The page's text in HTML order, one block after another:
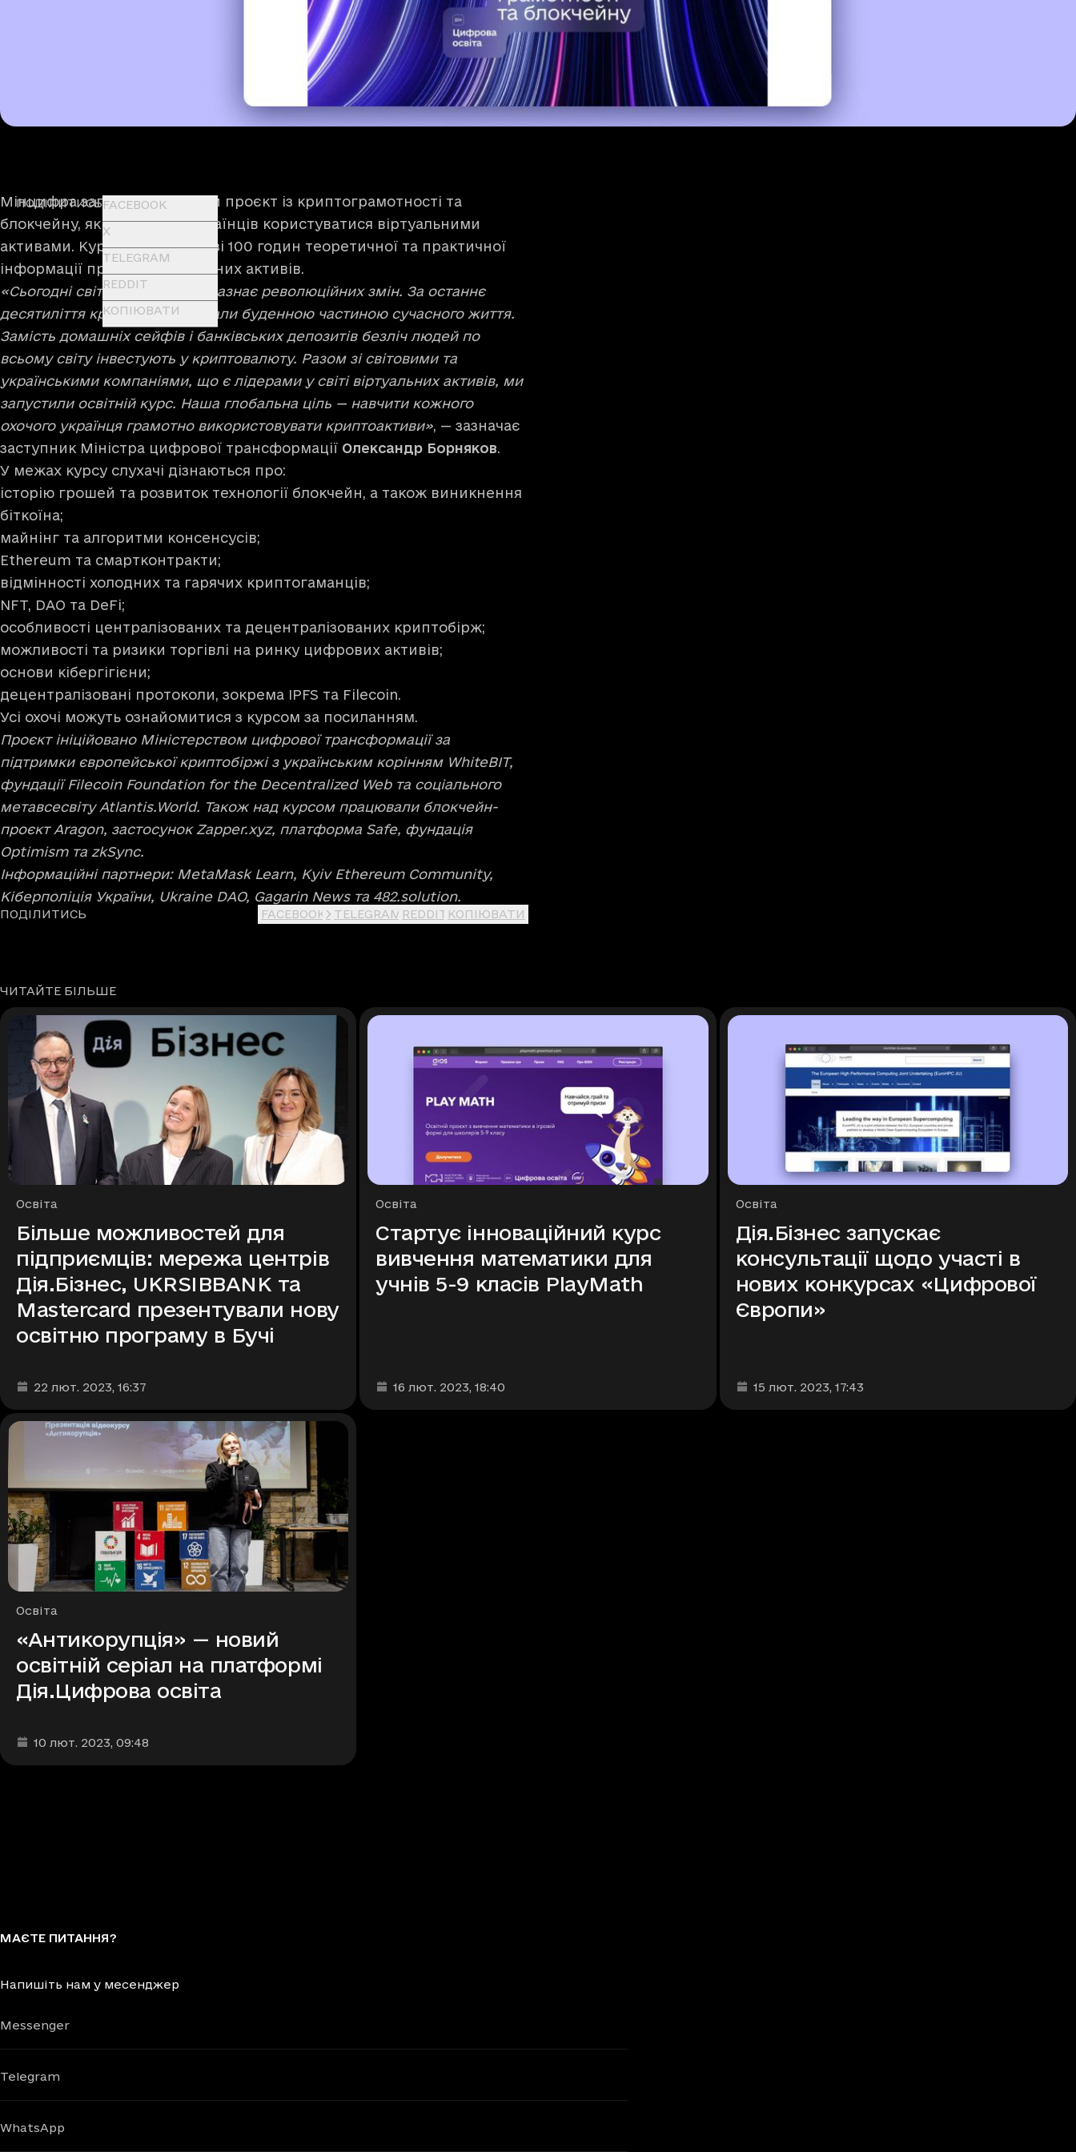
ПОДІЛИТИСЬFACEBOOK
X
TELEGRAM
REDDIT
КОПІЮВАТИ
Мінцифра запустила освітній проєкт із криптограмотності та
блокчейну, який навчить українців користуватися віртуальними
активами. Курс складається зі 100 годин теоретичної та практичної
інформації про світ віртуальних активів.
«Сьогодні світова економіка зазнає революційних змін. За останнє
десятиліття криптовалюти стали буденною частиною сучасного життя.
Замість домашніх сейфів і банківських депозитів безліч людей по
всьому світу інвестують у криптовалюту. Разом зі світовими та
українськими компаніями, що є лідерами у світі віртуальних активів, ми
запустили освітній курс. Наша глобальна ціль — навчити кожного
охочого українця грамотно використовувати криптоактиви», — зазначає
заступник Міністра цифрової трансформації Олександр Борняков.
У межах курсу слухачі дізнаються про:
історію грошей та розвиток технології блокчейн, а також виникнення
біткоїна;
майнінг та алгоритми консенсусів;
Ethereum та смартконтракти;
відмінності холодних та гарячих криптогаманців;
NFT, DAO та DeFi;
особливості централізованих та децентралізованих криптобірж;
можливості та ризики торгівлі на ринку цифрових активів;
основи кібергігієни;
децентралізовані протоколи, зокрема IPFS та Filecoin.
Усі охочі можуть ознайомитися з курсом за посиланням.
Проєкт ініційовано Міністерством цифрової трансформації за
підтримки європейської криптобіржі з українським корінням WhiteBIT,
фундації Filecoin Foundation for the Decentralized Web та соціального
метавсесвіту Atlantis.World. Також над курсом працювали блокчейн-
проєкт Aragon, застосунок Zapper.xyz, платформа Safe, фундація
Optimism та zkSync.
Інформаційні партнери: MetaMask Learn, Kyiv Ethereum Community,
Кіберполіція України, Ukraine DAO, Gagarin News та 482.solution.
ПОДІЛИТИСЬ FACEBOOK X TELEGRAM REDDIT КОПІЮВАТИ
ЧИТАЙТЕ БІЛЬШЕ
Рубрики
Освіта
Більше можливостей для
підприємців: мережа центрів
Дія.Бізнес, UKRSIBBANK та
Mastercard презентували нову
освітню програму в Бучі
Дата та час публікації
22 лют. 2023, 16:37
Рубрики
Освіта
Стартує інноваційний курс
вивчення математики для
учнів 5-9 класів PlayMath
Дата та час публікації
16 лют. 2023, 18:40
Рубрики
Освіта
Дія.Бізнес запускає
консультації щодо участі в
нових конкурсах «Цифрової
Європи»
Дата та час публікації
15 лют. 2023, 17:43
Рубрики
Освіта
«Антикорупція» — новий
освітній серіал на платформі
Дія.Цифрова освіта
Дата та час публікації
10 лют. 2023, 09:48
МАЄТЕ ПИТАННЯ?
Напишіть нам у месенджер
Messenger
Telegram
WhatsApp